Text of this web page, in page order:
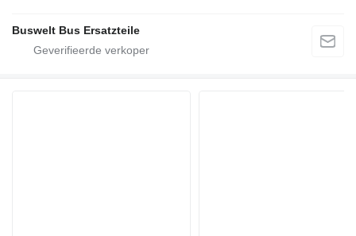
Buswelt Bus Ersatzteile